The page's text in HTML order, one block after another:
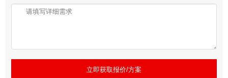
立即获取报价/方案